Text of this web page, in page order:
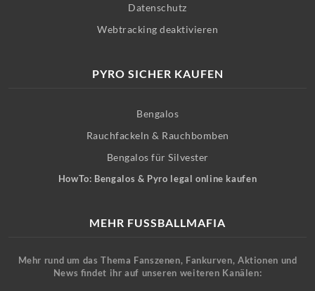
Datenschutz
Webtracking deaktivieren
PYRO SICHER KAUFEN
Bengalos
Rauchfackeln & Rauchbomben
Bengalos für Silvester
HowTo: Bengalos & Pyro legal online kaufen
MEHR FUSSBALLMAFIA
Mehr rund um das Thema Fanszenen, Fankurven, Aktionen und
News findet ihr auf unseren weiteren Kanälen: